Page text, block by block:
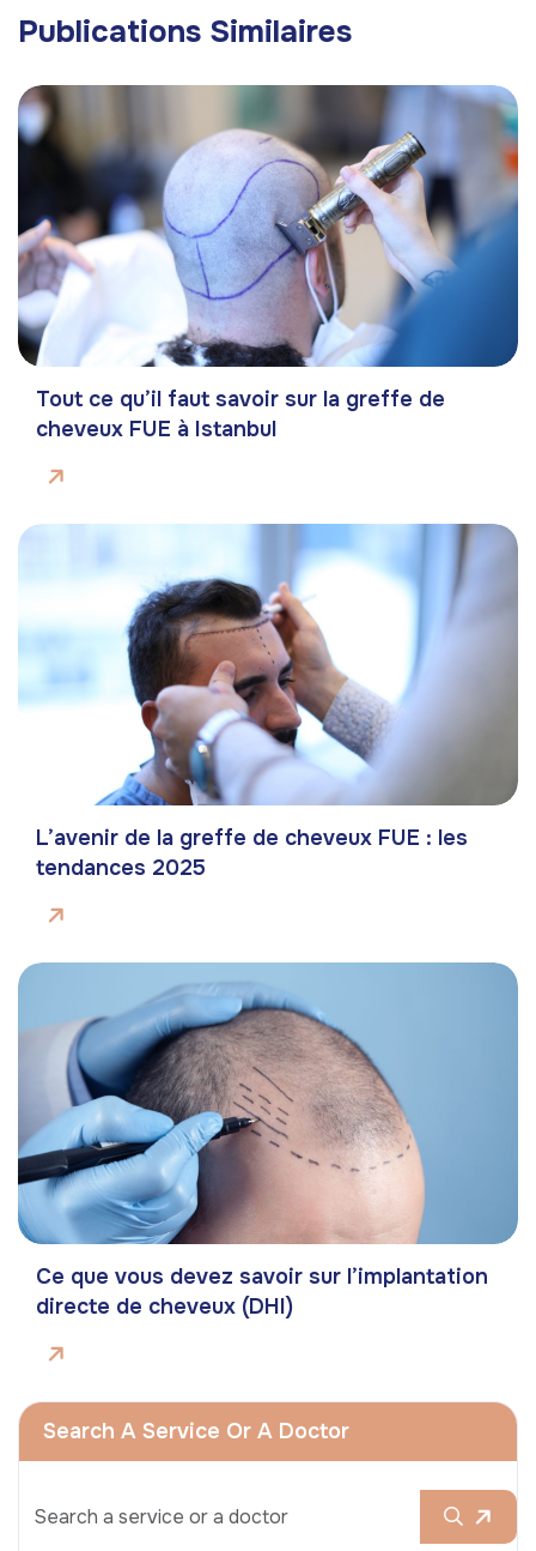
Publications Similaires
Tout ce qu’il faut savoir sur la greffe de
cheveux FUE à Istanbul
L’avenir de la greffe de cheveux FUE : les
tendances 2025
Ce que vous devez savoir sur l’implantation
directe de cheveux (DHI)
Search A Service Or A Doctor